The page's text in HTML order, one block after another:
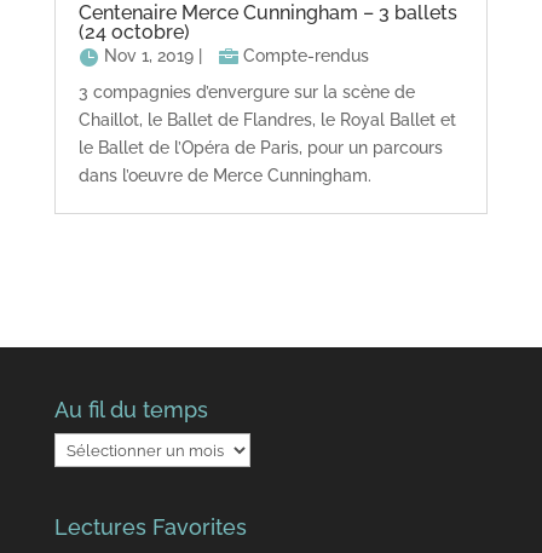
Centenaire Merce Cunningham – 3 ballets
(24 octobre)
Nov 1, 2019|
Compte-rendus
3 compagnies d’envergure sur la scène de
Chaillot, le Ballet de Flandres, le Royal Ballet et
le Ballet de l’Opéra de Paris, pour un parcours
dans l’oeuvre de Merce Cunningham.
Au fil du temps
Au
fil
temps
Lectures Favorites